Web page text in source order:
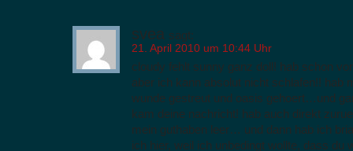
svea sagt:
21. April 2010 um 10:44 Uhr
cloudy fehlt sunny ganz doll! hab schon
aber ich kann absolut nicht schlafen!! hab
wunde gestreut und oasis gehoert…und
kam deine nachricht! hab auch direkt
mein guthaben leer… und dann hab ich
ich hier, weil ich unbedingt wollte, dass du